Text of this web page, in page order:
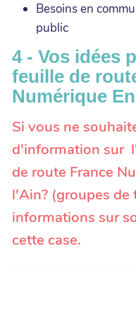
Besoins en
public
4 - Vos idées
feuille de
Numérique
Si vous ne
d'information sur
de route France
l'Ain? (groupes de
informations sur
cette case.